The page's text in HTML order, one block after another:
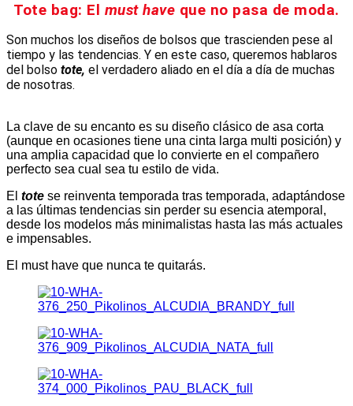
Tote bag: El must have que no pasa de moda.
Son muchos los diseños de bolsos que trascienden pese al
tiempo y las tendencias. Y en este caso, queremos hablaros
del bolso tote, el verdadero aliado en el día a día de muchas
de nosotras.
La clave de su encanto es su diseño clásico de asa corta
(aunque en ocasiones tiene una cinta larga multi posición) y
una amplia capacidad que lo convierte en el compañero
perfecto sea cual sea tu estilo de vida.
El tote se reinventa temporada tras temporada, adaptándose
a las últimas tendencias sin perder su esencia atemporal,
desde los modelos más minimalistas hasta las más actuales
e impensables.
El must have que nunca te quitarás.